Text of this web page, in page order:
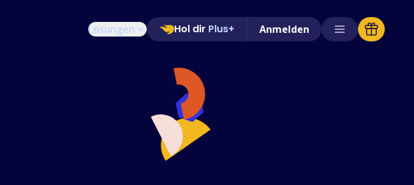
Lösungen Hol dir Plus+ Anmelden